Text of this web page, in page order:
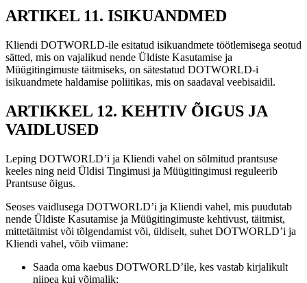
ARTIKEL 11. ISIKUANDMED
Kliendi DOTWORLD-ile esitatud isikuandmete töötlemisega seotud
sätted, mis on vajalikud nende Üldiste Kasutamise ja
Müügitingimuste täitmiseks, on sätestatud DOTWORLD-i
isikuandmete haldamise poliitikas, mis on saadaval veebisaidil.
ARTIKKEL 12. KEHTIV ÕIGUS JA
VAIDLUSED
Leping DOTWORLD’i ja Kliendi vahel on sõlmitud prantsuse
keeles ning neid Üldisi Tingimusi ja Müügitingimusi reguleerib
Prantsuse õigus.
Seoses vaidlusega DOTWORLD’i ja Kliendi vahel, mis puudutab
nende Üldiste Kasutamise ja Müügitingimuste kehtivust, täitmist,
mittetäitmist või tõlgendamist või, üldiselt, suhet DOTWORLD’i ja
Kliendi vahel, võib viimane:
Saada oma kaebus DOTWORLD’ile, kes vastab kirjalikult
niipea kui võimalik;